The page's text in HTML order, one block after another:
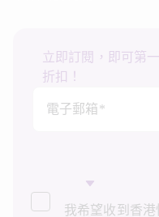
立即訂閱，即可第
折扣！
電子郵箱*
我希望收到香